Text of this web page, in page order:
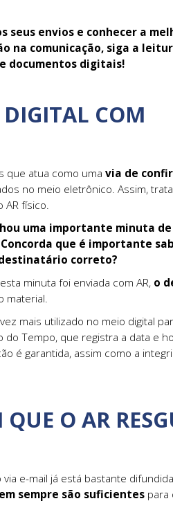
seus envios e conhecer a
comunicação, siga a
documentos digitais!
COM
que atua como uma via de
no meio eletrônico. Assim,
físico.
uma importante minuta
que é importante
correto?
minuta foi enviada com AR, o
material.
mais utilizado no meio digital
do Tempo, que registra a data e
é garantida, assim como a
O AR
e-mail já está bastante
sempre são suficientes para